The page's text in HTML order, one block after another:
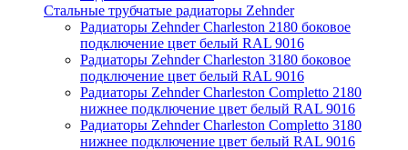
Стальные трубчатые радиаторы Zehnder
Радиаторы Zehnder Charleston 2180 боковое
подключение цвет белый RAL 9016
Радиаторы Zehnder Charleston 3180 боковое
подключение цвет белый RAL 9016
Радиаторы Zehnder Charleston Completto 2180
нижнее подключение цвет белый RAL 9016
Радиаторы Zehnder Charleston Completto 3180
нижнее подключение цвет белый RAL 9016